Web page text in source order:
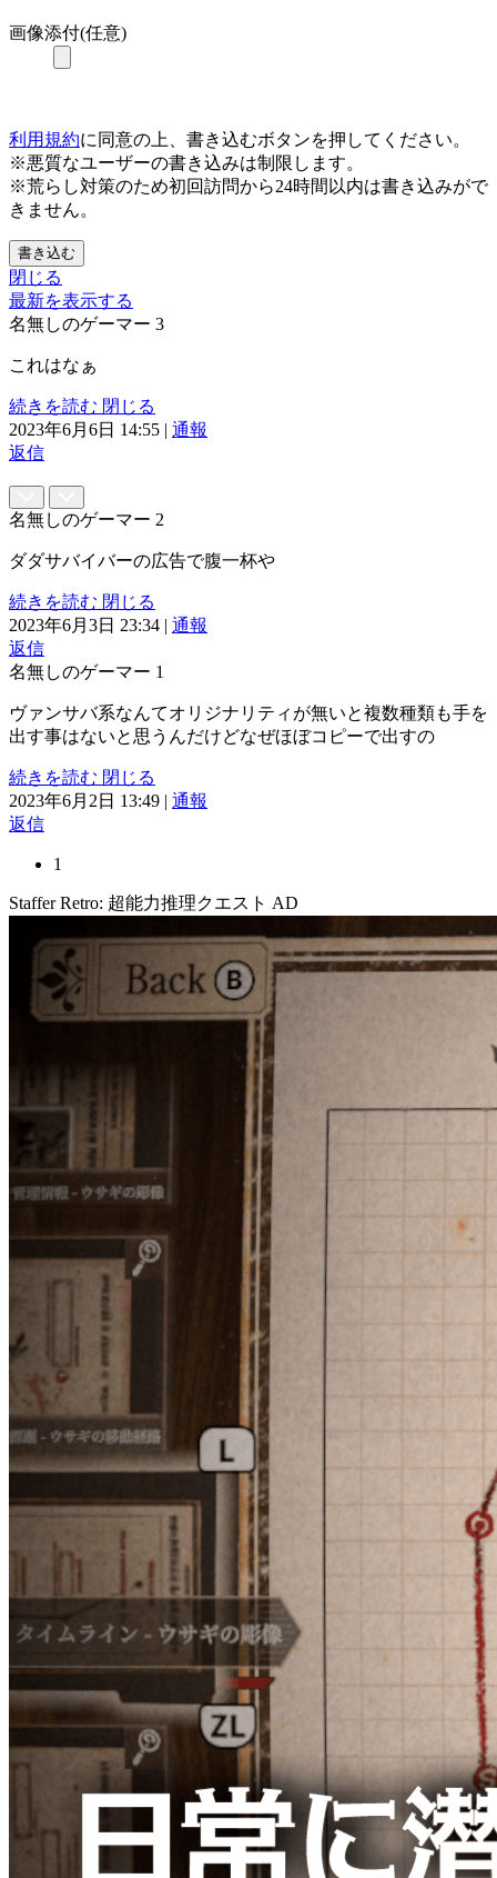
画像添付(任意)
利用規約に同意の上、書き込むボタンを押してください。
※悪質なユーザーの書き込みは制限します。
※荒らし対策のため初回訪問から24時間以内は書き込みがで
きません。
書き込む
閉じる
最新を表示する
名無しのゲーマー 3
これはなぁ
続きを読む 閉じる
2023年6月6日 14:55 | 通報
返信
名無しのゲーマー 2
ダダサバイバーの広告で腹一杯や
続きを読む 閉じる
2023年6月3日 23:34 | 通報
返信
名無しのゲーマー 1
ヴァンサバ系なんてオリジナリティが無いと複数種類も手を
出す事はないと思うんだけどなぜほぼコピーで出すの
続きを読む 閉じる
2023年6月2日 13:49 | 通報
返信
1
Staffer Retro: 超能力推理クエスト AD